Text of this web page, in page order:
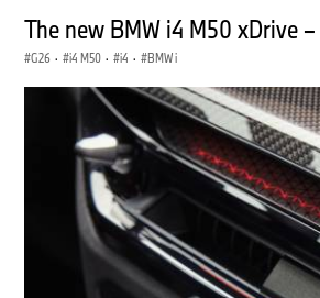
The new BMW i4 M50 xDrive
G26 · i4 M50 · i4 · BMW i